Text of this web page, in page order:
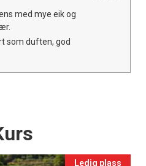
med mye eik og
som duften, god
Ledig plass